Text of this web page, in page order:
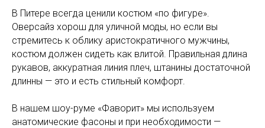
В Питере всегда ценили костюм «по фигуре».
Оверсайз хорош для уличной моды, но если вы
стремитесь к облику аристократичного мужчины,
костюм должен сидеть как влитой. Правильная длина
рукавов, аккуратная линия плеч, штанины достаточной
длинны — это и есть стильный комфорт.
В нашем шоу-руме «Фаворит» мы используем
анатомические фасоны и при необходимости —